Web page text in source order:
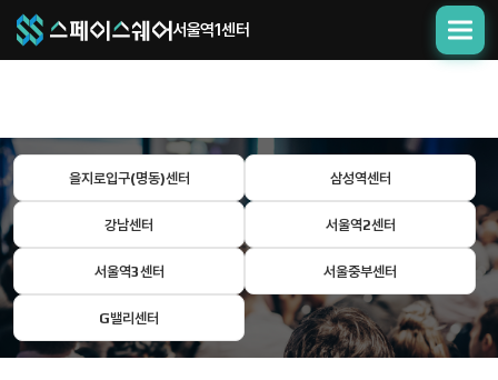
서울역1센터
을지로입구(명동)센터 삼성역센터
강남센터 서울역2센터
서울역3센터 서울중부센터
G밸리센터